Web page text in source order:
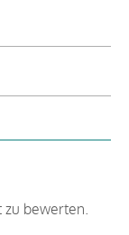
zu bewerten.